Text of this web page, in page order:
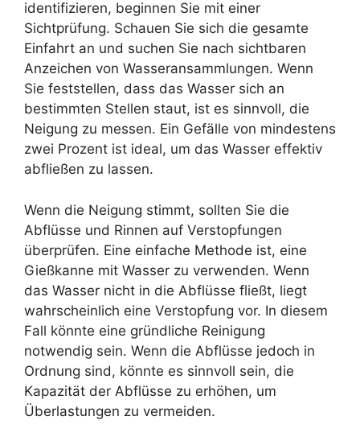
identifizieren, beginnen Sie mit einer
Sichtprüfung. Schauen Sie sich die gesamte
Einfahrt an und suchen Sie nach sichtbaren
Anzeichen von Wasseransammlungen. Wenn
Sie feststellen, dass das Wasser sich an
bestimmten Stellen staut, ist es sinnvoll, die
Neigung zu messen. Ein Gefälle von mindestens
zwei Prozent ist ideal, um das Wasser effektiv
abfließen zu lassen.
Wenn die Neigung stimmt, sollten Sie die
Abflüsse und Rinnen auf Verstopfungen
überprüfen. Eine einfache Methode ist, eine
Gießkanne mit Wasser zu verwenden. Wenn
das Wasser nicht in die Abflüsse fließt, liegt
wahrscheinlich eine Verstopfung vor. In diesem
Fall könnte eine gründliche Reinigung
notwendig sein. Wenn die Abflüsse jedoch in
Ordnung sind, könnte es sinnvoll sein, die
Kapazität der Abflüsse zu erhöhen, um
Überlastungen zu vermeiden.